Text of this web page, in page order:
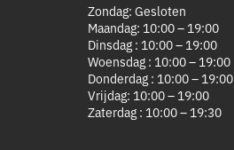
Zondag: Gesloten
Maandag: 10:00 – 19:00
Dinsdag : 10:00 – 19:00
Woensdag : 10:00 – 19:00
Donderdag : 10:00 – 19:00
Vrijdag: 10:00 – 19:00
Zaterdag : 10:00 – 19:30